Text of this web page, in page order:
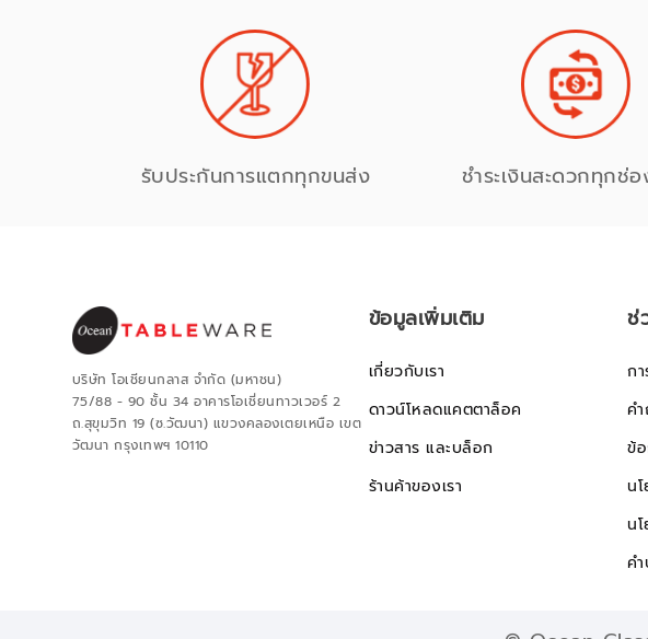
รับประกันการแตกทุกขนส่ง ชำระเงินสะดวกทุกช่
บริษัท โอเชียนกลาส จำกัด (มหาชน)
75/88 - 90 ชั้น 34 อาคารโอเชี่ยนทาวเวอร์ 2
ถ.สุขุมวิท 19 (ซ.วัฒนา) แขวงคลองเตยเหนือ เขต
วัฒนา กรุงเทพฯ 10110
ข้อมูลเพิ่มเติม
เกี่ยวกับเรา
ดาวน์โหลดแคตตาล็อค
ข่าวสาร และบล็อก
ร้านค้าของเรา
ช่
ก
ค
ข้
น
น
ค